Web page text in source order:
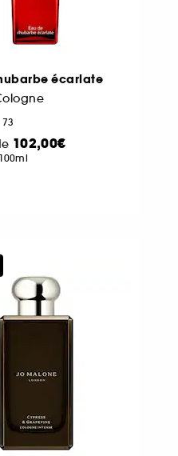
écarlate
73
102,00€
100ml